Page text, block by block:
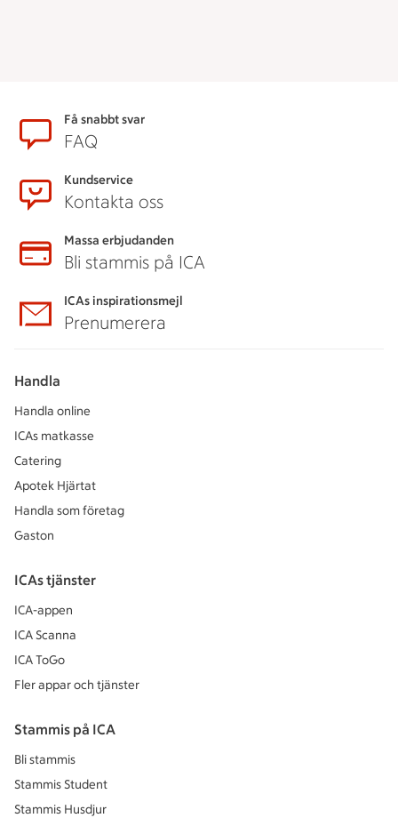
SidfotFå snabbt svar
FAQ
Kundservice
Kontakta oss
Massa erbjudanden
Bli stammis på ICA
ICAs inspirationsmejl
Prenumerera
Handla
Handla online
ICAs matkasse
Catering
Apotek Hjärtat
Handla som företag
Gaston
ICAs tjänster
ICA-appen
ICA Scanna
ICA ToGo
Fler appar och tjänster
Stammis på ICA
Bli stammis
Stammis Student
Stammis Husdjur